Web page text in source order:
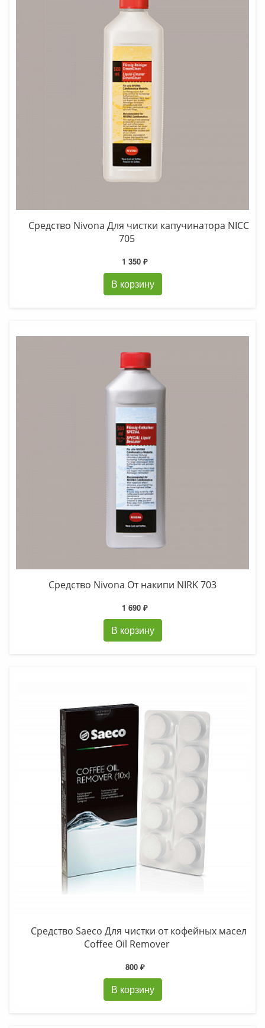
Средство Nivona Для чистки капучинатора NICC
705
1 350 ₽
В корзину
Средство Nivona От накипи NIRK 703
1 690 ₽
В корзину
Средство Saeco Для чистки от кофейных масел
Coffee Oil Remover
800 ₽
В корзину